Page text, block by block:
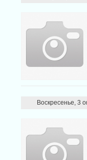
Воскресенье, 3